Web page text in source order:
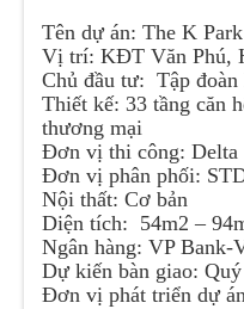
Tên dự án: The K Park
Vị trí: KĐT Văn Phú,
Chủ đầu tư: Tập
Thiết kế: 33 tầng căn
thương mại
Đơn vị thi công: Delta
Đơn vị phân phối:
Nội thất: Cơ bản
Diện tích: 54m2 –
Ngân hàng: VP Bank-
Dự kiến bàn giao:
Đơn vị phát triển dự